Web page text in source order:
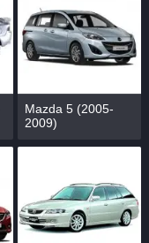
Mazda 5 (2005-
2009)